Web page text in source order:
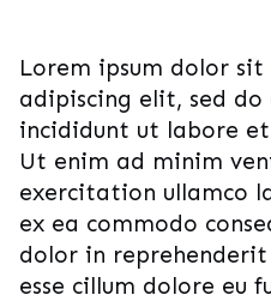
Lorem ipsum dolor
adipiscing elit, sed
incididunt ut labore
Ut enim ad minim
exercitation ullamco
ex ea commodo
dolor in
esse cillum dolore eu